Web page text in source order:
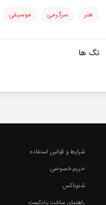
هنر سرگرمی موسیقی
تگ ها
شرایط و قوانین استفاده
حریم خصوصی
شنوباکس
راهنمای ساخت پادکست